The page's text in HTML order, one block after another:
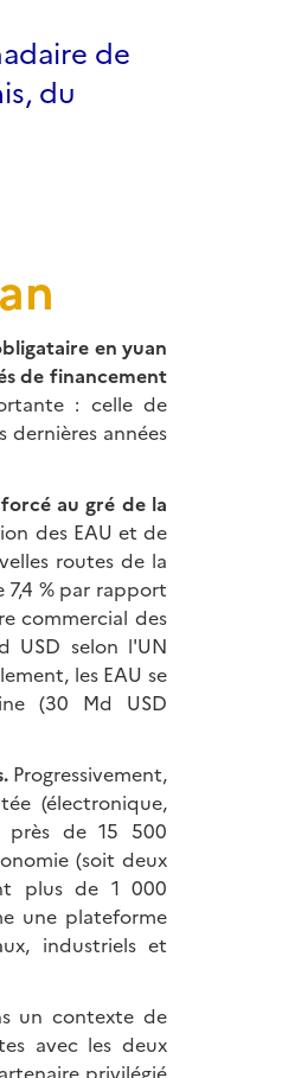
de
du
en yuan
de financement
: celle de
dernières années
au gré de la
des EAU et de
routes de la
7,4 % par rapport
commercial des
USD selon l'UN
les EAU se
(30 Md USD
Progressivement,
(électronique,
près de 15 500
(soit deux
plus de 1 000
une plateforme
industriels et
un contexte de
avec les deux
privilégié